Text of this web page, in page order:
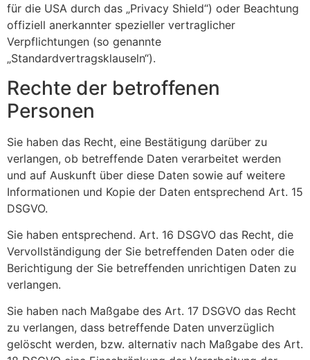
für die USA durch das „Privacy Shield“) oder Beachtung
offiziell anerkannter spezieller vertraglicher
Verpflichtungen (so genannte
„Standardvertragsklauseln“).
Rechte der betroffenen
Personen
Sie haben das Recht, eine Bestätigung darüber zu
verlangen, ob betreffende Daten verarbeitet werden
und auf Auskunft über diese Daten sowie auf weitere
Informationen und Kopie der Daten entsprechend Art. 15
DSGVO.
Sie haben entsprechend. Art. 16 DSGVO das Recht, die
Vervollständigung der Sie betreffenden Daten oder die
Berichtigung der Sie betreffenden unrichtigen Daten zu
verlangen.
Sie haben nach Maßgabe des Art. 17 DSGVO das Recht
zu verlangen, dass betreffende Daten unverzüglich
gelöscht werden, bzw. alternativ nach Maßgabe des Art.